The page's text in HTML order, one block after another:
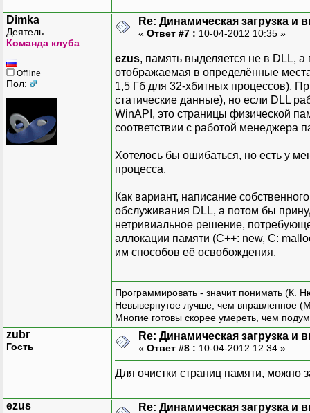
Dimka
Деятель
Команда клуба
Offline
Пол:
Re: Динамическая загрузка и
« Ответ #7 : 10-04-2012 10:35 »
ezus, память выделяется не в DLL,
отображаемая в определённые
1,5 Гб для 32-хбитных процессов).
статические данные), но если DLL
WinAPI, это страницы физической
соответствии с работой менеджера
Хотелось бы ошибаться, но есть у
процесса.
Как вариант, написание
обслуживания DLL, а потом бы
нетривиальное решение,
аллокации памяти (C++: new, C:
им способов её освобождения.
Программировать - значит понимать (К.
Невывернутое лучше, чем вправленное
Многие готовы скорее умереть, чем
zubr
Гость
Re: Динамическая загрузка и
« Ответ #8 : 10-04-2012 12:34 »
Для очистки страниц памяти, можно
ezus Re: Динамическая загрузка и